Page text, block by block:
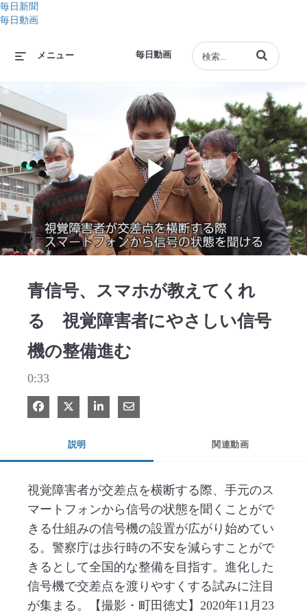
毎日新聞
毎日動画
毎日動画
メニュー 動画の検索語句
Play
青信号、スマホが教えてくれ
る 視覚障害者にやさしい信号
機の整備進む
0:33
Facebook で共有
Xで共有する
LinkedIn で共有
電子メールで共有
説明 関連動画
視覚障害者が交差点を横断する際、手元のス
マートフォンから信号の状態を聞くことがで
きる仕組みの信号機の設置が広がり始めてい
る。警察庁は歩行時の不安を減らすことがで
きるとして全国的な整備を目指す。進化した
信号機で交差点を渡りやすくする試みに注目
が集まる。【撮影・町田徳丈】2020年11月23